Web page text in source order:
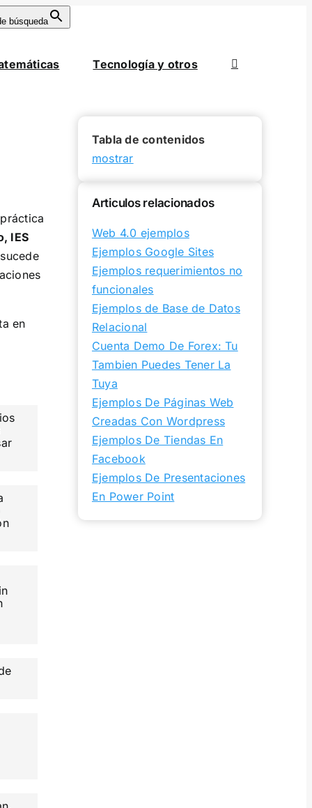
búsqueda
Tecnología y otros
IES
en
Tabla de contenidos
mostrar
Articulos relacionados
Web 4.0 ejemplos
Ejemplos Google Sites
Ejemplos requerimientos no
funcionales
Ejemplos de Base de Datos
Relacional
Cuenta Demo De Forex: Tu
Tambien Puedes Tener La
Tuya
Ejemplos De Páginas Web
Creadas Con Wordpress
Ejemplos De Tiendas En
Facebook
Ejemplos De Presentaciones
En Power Point